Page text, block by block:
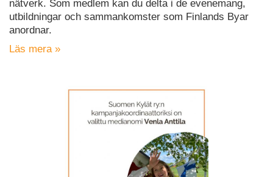
nätverk. Som medlem kan du delta i de evenemang,
utbildningar och sammankomster som Finlands Byar
anordnar.
Läs mera »